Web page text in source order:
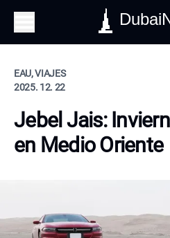
EAU, VIAJES
2025. 12. 22
Jebel Jais:
en Medio Oriente